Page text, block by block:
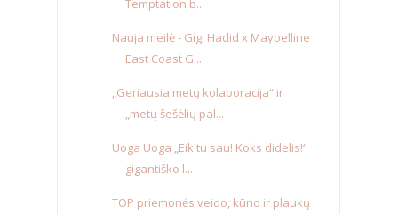
Nauja meilė - Gigi Hadid x Maybelline
East Coast G...
„Geriausia metų kolaboracija“ ir
„metų šešėlių pal...
Uoga Uoga „Eik tu sau! Koks didelis!“
gigantiško l...
TOP priemonės veido, kūno ir plaukų